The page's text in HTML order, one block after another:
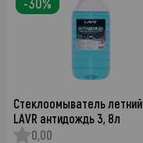
Стеклоомыватель летний
LAVR антидождь 3, 8л
0,00